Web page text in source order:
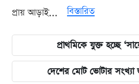
প্রায় আড়াই...
বিস্তারিত
প্রাথমিকে যুক্ত হচ্ছে
দেশের মোট ভোটার সংখ্যা